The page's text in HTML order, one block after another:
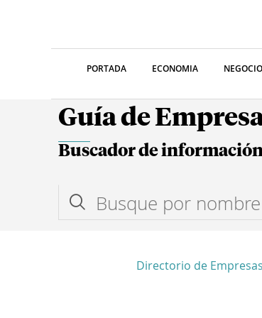
PORTADA ECONOMIA
Guía de
Buscador de
Directorio de Empresas